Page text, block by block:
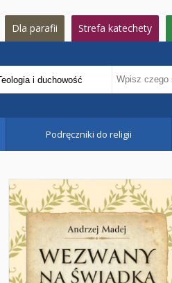
Dla parafii Strefa katechety
Podręczniki do religii